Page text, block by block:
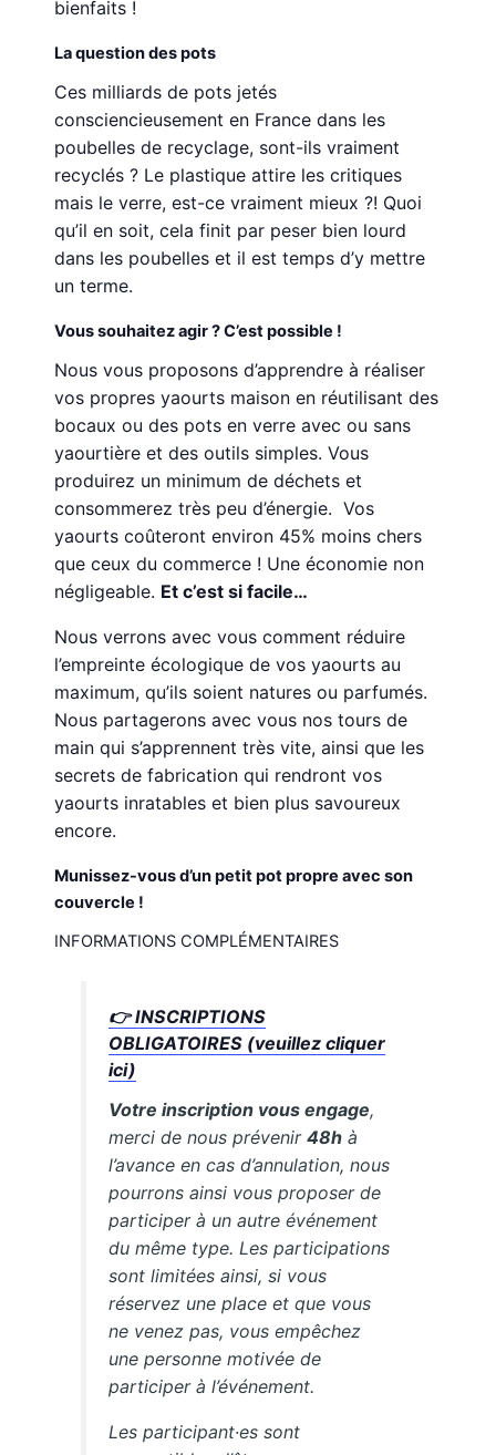
bienfaits !
La question des pots
Ces milliards de pots jetés
consciencieusement en France dans les
poubelles de recyclage, sont-ils vraiment
recyclés ? Le plastique attire les critiques
mais le verre, est-ce vraiment mieux ?! Quoi
qu’il en soit, cela finit par peser bien lourd
dans les poubelles et il est temps d’y mettre
un terme.
Vous souhaitez agir ? C’est possible !
Nous vous proposons d’apprendre à réaliser
vos propres yaourts maison en réutilisant des
bocaux ou des pots en verre avec ou sans
yaourtière et des outils simples. Vous
produirez un minimum de déchets et
consommerez très peu d’énergie. Vos
yaourts coûteront environ 45% moins chers
que ceux du commerce ! Une économie non
négligeable. Et c’est si facile…
Nous verrons avec vous comment réduire
l’empreinte écologique de vos yaourts au
maximum, qu’ils soient natures ou parfumés.
Nous partagerons avec vous nos tours de
main qui s’apprennent très vite, ainsi que les
secrets de fabrication qui rendront vos
yaourts inratables et bien plus savoureux
encore.
Munissez-vous d’un petit pot propre avec son
couvercle !
INFORMATIONS COMPLÉMENTAIRES
👉 INSCRIPTIONS
OBLIGATOIRES (veuillez cliquer
ici)
Votre inscription vous engage,
merci de nous prévenir48h à
l’avance en cas d’annulation, nous
pourrons ainsi vous proposer de
participer à un autre événement
du même type. Les participations
sont limitées ainsi, si vous
réservez une place et que vous
ne venez pas, vous empêchez
une personne motivée de
participer à l’événement.
Les participant·es sont